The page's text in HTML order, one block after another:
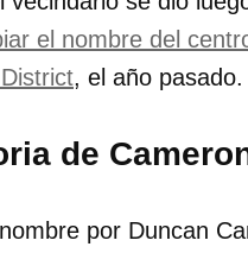
el nombre del
, el año pasado.
de
por Duncan